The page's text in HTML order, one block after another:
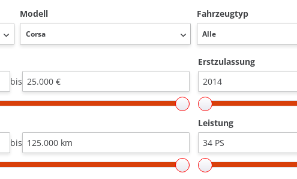
Modell Fahrzeugtyp
bis
Erstzulassung
bis
Leistung